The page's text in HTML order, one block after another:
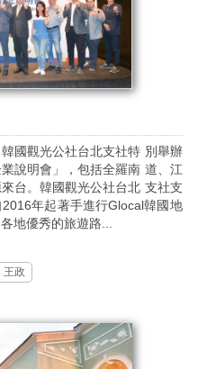
國觀光公社台北支社特 別舉辦
說明會」，包括全羅南 道、江
台。韓國觀光公社台北 支社支
年起著手進行Glocal韓國地
地優秀的旅遊路...
王政